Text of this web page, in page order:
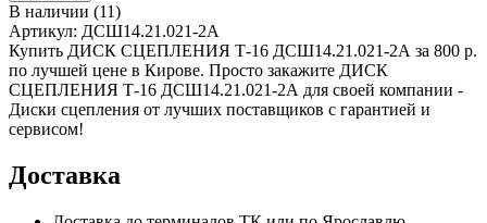
В наличии (11)
Артикул: ДСШ14.21.021-2А
Купить ДИСК СЦЕПЛЕНИЯ Т-16 ДСШ14.21.021-2А за 800 р.
по лучшей цене в Кирове. Просто закажите ДИСК
СЦЕПЛЕНИЯ Т-16 ДСШ14.21.021-2А для своей компании -
Диски сцепления от лучших поставщиков с гарантией и
сервисом!
Доставка